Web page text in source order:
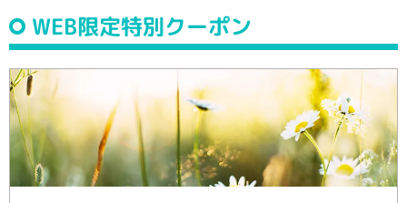
WEB限定特別クーポン